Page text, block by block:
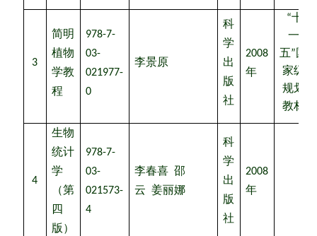
3
简明
植物
学教
程
978-7-
03-
021977-
0
李景原
科
学
出
版
社
2008
年
“十
一
五”国
家级
规划
教材
4
生物
统计
学
（第
四
版）
978-7-
03-
021573-
4
李春喜 邵
云 姜丽娜
科
学
出
版
社
2008
年